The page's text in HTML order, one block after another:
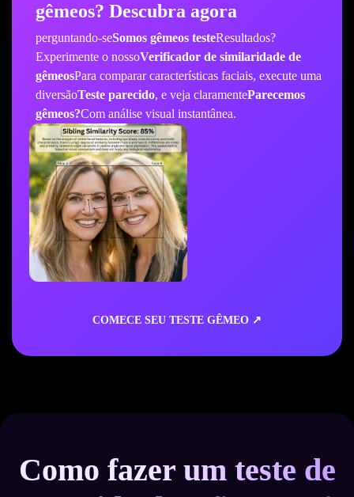
gêmeos? Descubra agora
perguntando-seSomos gêmeos testeResultados?
Experimente o nossoVerificador de similaridade de
gêmeosPara comparar características faciais, execute uma
diversãoTeste parecido, e veja claramenteParecemos
gêmeos?Com análise visual instantânea.
COMECE SEU TESTE GÊMEO ↗
Como fazer um teste de